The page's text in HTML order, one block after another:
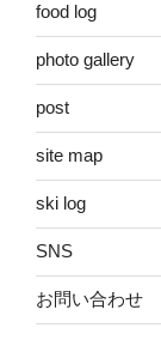
food log
photo gallery
post
site map
ski log
SNS
お問い合わせ